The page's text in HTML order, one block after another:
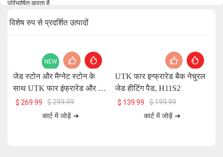
विशेष रुप से प्रदर्शित उत्पादों
NEW
जेड स्टोन और मैग्नेट स्टोन के
साथ UTK फार इंफ्रारेड और रेड
लाइट हीटिंग पैड, 26 x 20 इंच,
$ 269.99 $299.99
कार्ट में जोड़ें ➔
UTK फार इन्फ्रारेड बैक नेचुरल
जेड हीटिंग पैड, H11S2
$ 139.99 $199.99
कार्ट में जोड़ें ➔